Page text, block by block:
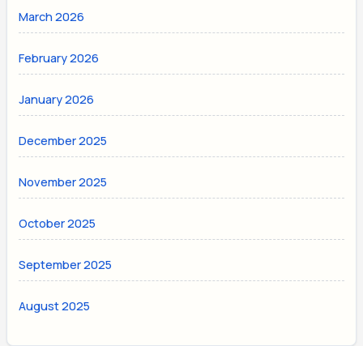
March 2026
February 2026
January 2026
December 2025
November 2025
October 2025
September 2025
August 2025